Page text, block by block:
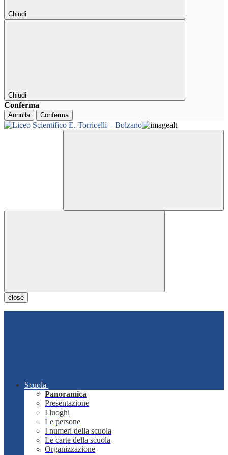
Chiudi
Chiudi
Conferma
Annulla Conferma
close
Scuola
Panoramica
Presentazione
I luoghi
Le persone
I numeri della scuola
Le carte della scuola
Organizzazione